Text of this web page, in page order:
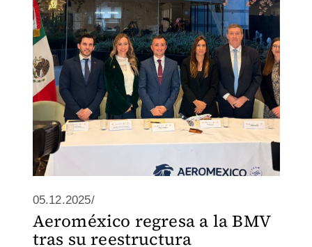
05.12.2025/
Aeroméxico regresa a la BMV
tras su reestructura